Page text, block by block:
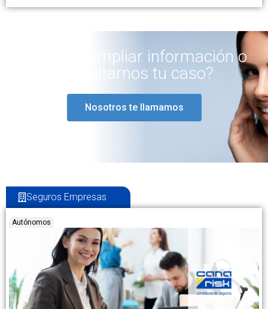
¿Quieres ampliar información o
consultarnos tu caso?
Nosotros te llamamos
Seguros Empresas
Autónomos